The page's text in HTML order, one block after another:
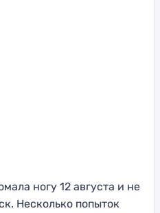
ногу 12 августа и не
Несколько попыток